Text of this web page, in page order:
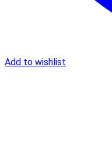
Add to wishlist